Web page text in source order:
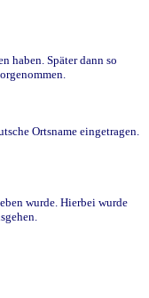
haben. Später dann so
Ortsname eingetragen.
wurde. Hierbei wurde